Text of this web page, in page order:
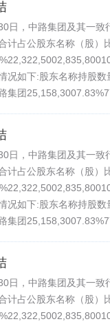
日，中路集团及其一致
计占公股东名称（股
况如下:股东名称持股
集团
日，中路集团及其一致
计占公股东名称（股
况如下:股东名称持股
集团
日，中路集团及其一致
计占公股东名称（股